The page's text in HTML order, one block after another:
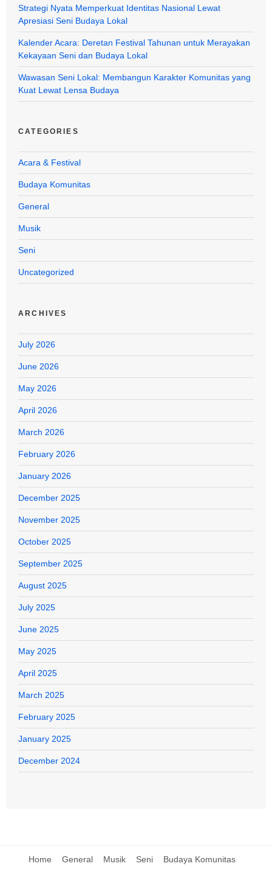
Strategi Nyata Memperkuat Identitas Nasional Lewat
Apresiasi Seni Budaya Lokal
Kalender Acara: Deretan Festival Tahunan untuk Merayakan
Kekayaan Seni dan Budaya Lokal
Wawasan Seni Lokal: Membangun Karakter Komunitas yang
Kuat Lewat Lensa Budaya
CATEGORIES
Acara & Festival
Budaya Komunitas
General
Musik
Seni
Uncategorized
ARCHIVES
July 2026
June 2026
May 2026
April 2026
March 2026
February 2026
January 2026
December 2025
November 2025
October 2025
September 2025
August 2025
July 2025
June 2025
May 2025
April 2025
March 2025
February 2025
January 2025
December 2024
Home General Musik Seni Budaya Komunitas